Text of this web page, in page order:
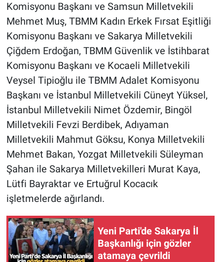
Komisyonu Başkanı ve Samsun Milletvekili
Mehmet Muş, TBMM Kadın Erkek Fırsat Eşitliği
Komisyonu Başkanı ve Sakarya Milletvekili
Çiğdem Erdoğan, TBMM Güvenlik ve İstihbarat
Komisyonu Başkanı ve Kocaeli Milletvekili
Veysel Tipioğlu ile TBMM Adalet Komisyonu
Başkanı ve İstanbul Milletvekili Cüneyt Yüksel,
İstanbul Milletvekili Nimet Özdemir, Bingöl
Milletvekili Fevzi Berdibek, Adıyaman
Milletvekili Mahmut Göksu, Konya Milletvekili
Mehmet Bakan, Yozgat Milletvekili Süleyman
Şahan ile Sakarya Milletvekilleri Murat Kaya,
Lütfi Bayraktar ve Ertuğrul Kocacık
işletmelerde ağırlandı.
Yeni Parti'de Sakarya İl
Başkanlığı için gözler
atamaya çevrildi